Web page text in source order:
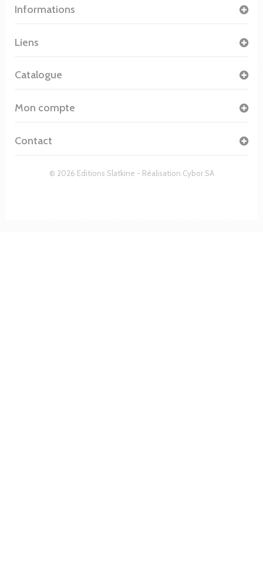
Informations
© 2026 Editions Slatkine - Réalisation Cybor SA
Liens
Catalogue
Mon compte
Contact